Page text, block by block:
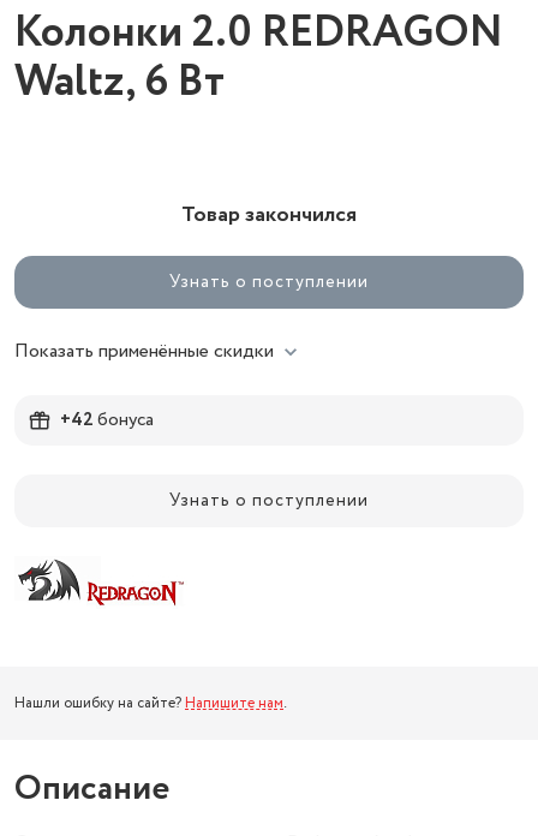
Колонки 2.0 REDRAGON
Waltz, 6 Вт
Товар закончился
Узнать о поступлении
Показать применённые скидки
+42бонуса
Узнать о поступлении
Нашли ошибку на сайте? Напишите нам.
Описание